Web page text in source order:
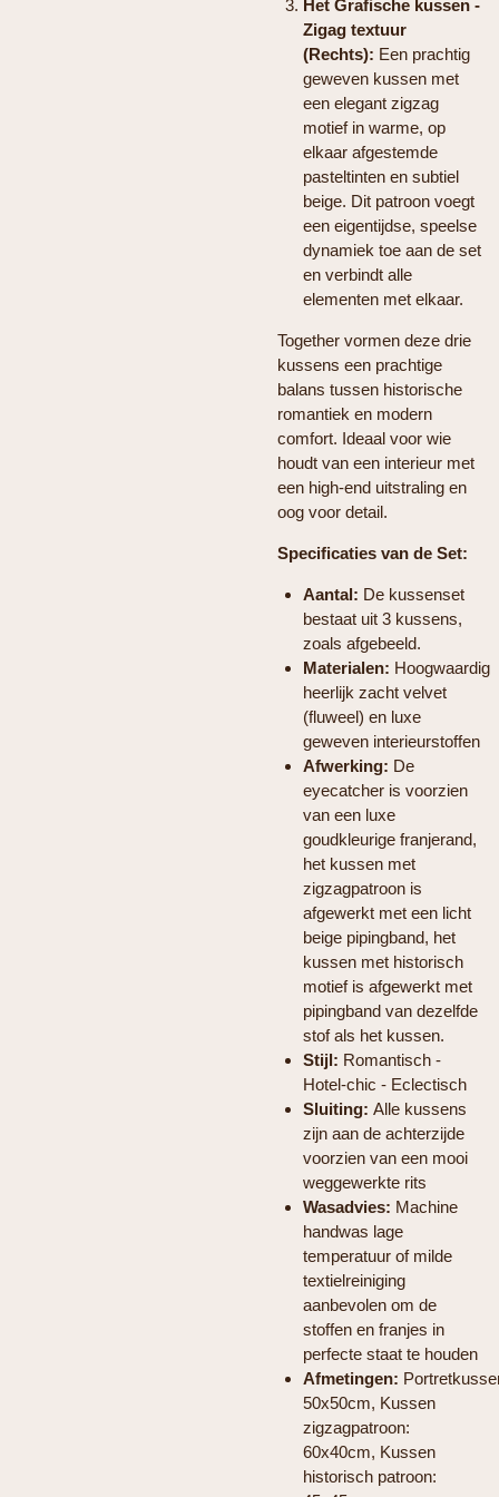
Het Grafische kussen -
Zigag textuur
(Rechts): Een prachtig
geweven kussen met
een elegant zigzag
motief in warme, op
elkaar afgestemde
pasteltinten en subtiel
beige. Dit patroon voegt
een eigentijdse, speelse
dynamiek toe aan de set
en verbindt alle
elementen met elkaar.
Together vormen deze drie
kussens een prachtige
balans tussen historische
romantiek en modern
comfort. Ideaal voor wie
houdt van een interieur met
een high-end uitstraling en
oog voor detail.
Specificaties van de Set:
Aantal: De kussenset
bestaat uit 3 kussens,
zoals afgebeeld.
Materialen: Hoogwaardig
heerlijk zacht velvet
(fluweel) en luxe
geweven interieurstoffen
Afwerking: De
eyecatcher is voorzien
van een luxe
goudkleurige franjerand,
het kussen met
zigzagpatroon is
afgewerkt met een licht
beige pipingband, het
kussen met historisch
motief is afgewerkt met
pipingband van dezelfde
stof als het kussen.
Stijl: Romantisch -
Hotel-chic - Eclectisch
Sluiting: Alle kussens
zijn aan de achterzijde
voorzien van een mooi
weggewerkte rits
Wasadvies: Machine
handwas lage
temperatuur of milde
textielreiniging
aanbevolen om de
stoffen en franjes in
perfecte staat te houden
Afmetingen:
50x50cm, Kussen
zigzagpatroon:
60x40cm, Kussen
historisch patroon: